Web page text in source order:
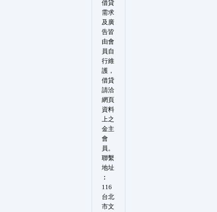
借貸
需求
及廣
告皆
由會
員自
行維
護，
借貸
請洽
網頁
資料
上之
金主
會
員。
聯繫
地址
︰
116
台北
市文